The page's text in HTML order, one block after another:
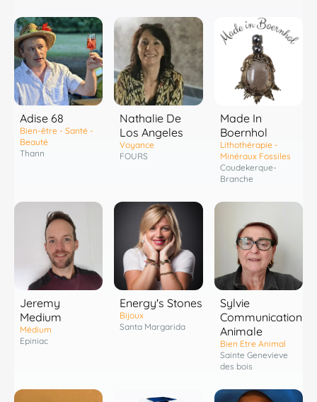
Adise 68
Bien-être - Santé -
Beauté
Thann
Nathalie De
Los Angeles
Voyance
FOURS
Made In
Boernhol
Lithothérapie -
Minéraux Fossiles
Coudekerque-
Branche
Jeremy
Medium
Médium
Epiniac
Energy's Stones
Bijoux
Santa Margarida
Sylvie
Communication
Animale
Bien Etre Animal
Sainte Genevieve
des bois